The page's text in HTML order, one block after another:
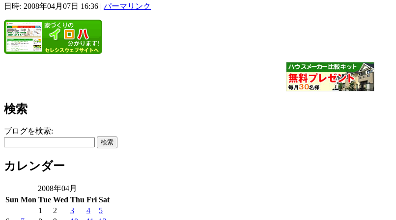
日時: 2008年04月07日 16:36 | パーマリンク
検索
ブログを検索:
カレンダー
2008年04月
Sun Mon Tue Wed Thu Fri Sat
1
2 3 4
5